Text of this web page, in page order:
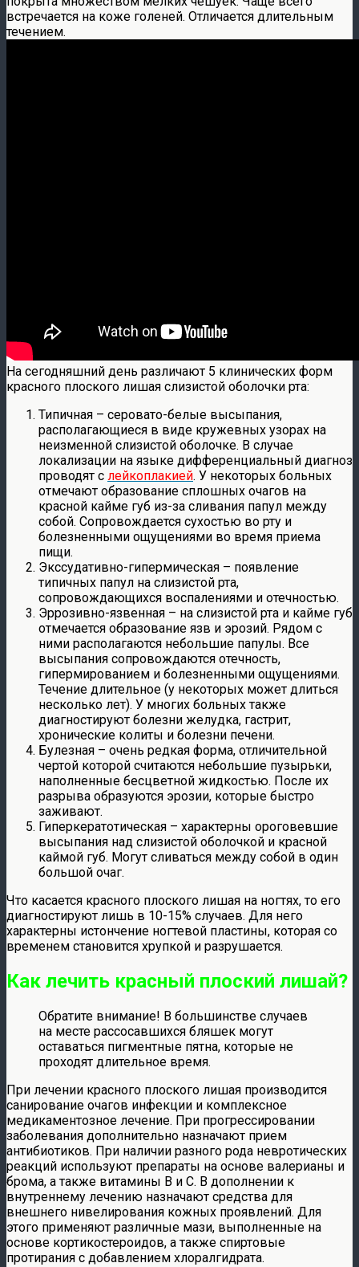
встречается на коже голеней. Отличается длительным
течением.
На сегодняшний день различают 5 клинических форм
красного плоского лишая слизистой оболочки рта:
Типичная – серовато-белые высыпания,
располагающиеся в виде кружевных узорах на
неизменной слизистой оболочке. В случае
локализации на языке дифференциальный диагноз
проводят с лейкоплакией. У некоторых больных
отмечают образование сплошных очагов на
красной кайме губ из-за сливания папул между
собой. Сопровождается сухостью во рту и
болезненными ощущениями во время приема
пищи.
Экссудативно-гипермическая – появление
типичных папул на слизистой рта,
сопровождающихся воспалениями и отечностью.
Эррозивно-язвенная – на слизистой рта и кайме губ
отмечается образование язв и эрозий. Рядом с
ними располагаются небольшие папулы. Все
высыпания сопровождаются отечность,
гипермированием и болезненными ощущениями.
Течение длительное (у некоторых может длиться
несколько лет). У многих больных также
диагностируют болезни желудка, гастрит,
хронические колиты и болезни печени.
Булезная – очень редкая форма, отличительной
чертой которой считаются небольшие пузырьки,
наполненные бесцветной жидкостью. После их
разрыва образуются эрозии, которые быстро
заживают.
Гиперкератотическая – характерны ороговевшие
высыпания над слизистой оболочкой и красной
каймой губ. Могут сливаться между собой в один
большой очаг.
Что касается красного плоского лишая на ногтях, то его
диагностируют лишь в 10-15% случаев. Для него
характерны истончение ногтевой пластины, которая со
временем становится хрупкой и разрушается.
Как лечить красный плоский лишай?
Обратите внимание! В большинстве случаев
на месте рассосавшихся бляшек могут
оставаться пигментные пятна, которые не
проходят длительное время.
При лечении красного плоского лишая производится
санирование очагов инфекции и комплексное
медикаментозное лечение. При прогрессировании
заболевания дополнительно назначают прием
антибиотиков. При наличии разного рода невротических
реакций используют препараты на основе валерианы и
брома, а также витамины B и C. В дополнении к
внутреннему лечению назначают средства для
внешнего нивелирования кожных проявлений. Для
этого применяют различные мази, выполненные на
основе кортикостероидов, а также спиртовые
протирания с добавлением хлоралгидрата.